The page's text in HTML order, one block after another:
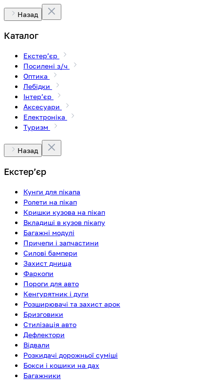
Назад
Каталог
Екстерʼєр
Посилені з/ч
Оптика
Лебідки
Інтерʼєр
Аксесуари
Електроніка
Туризм
Назад
Екстерʼєр
Кунги для пікапа
Ролети на пікап
Кришки кузова на пікап
Вкладиші в кузов пікапу
Багажні модулі
Причепи і запчастини
Силові бампери
Захист днища
Фаркопи
Пороги для авто
Кенгурятник і дуги
Розширювачі та захист арок
Бризговики
Стилізація авто
Дефлектори
Відвали
Розкидачі дорожньої суміші
Бокси і кошики на дах
Багажники